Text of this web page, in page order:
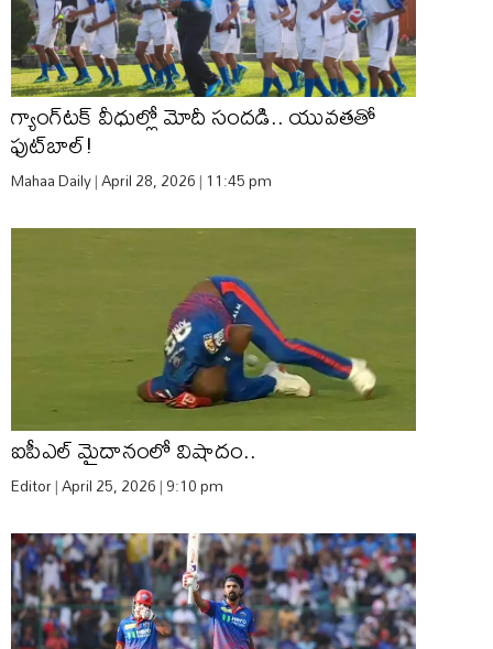
గ్యాంగ్‌టక్ వీధుల్లో మోదీ సందడి.. యువతతో
ఫుట్‌బాల్!
Mahaa Daily April 28, 2026 11:45 pm
ఐపీఎల్ మైదానంలో విషాదం..
Editor April 25, 2026 9:10 pm